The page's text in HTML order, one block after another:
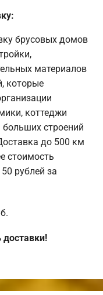
брусовых домов
материалов
которые
коттеджи
строений
до 500 км
стоимость
рублей за
доставки!